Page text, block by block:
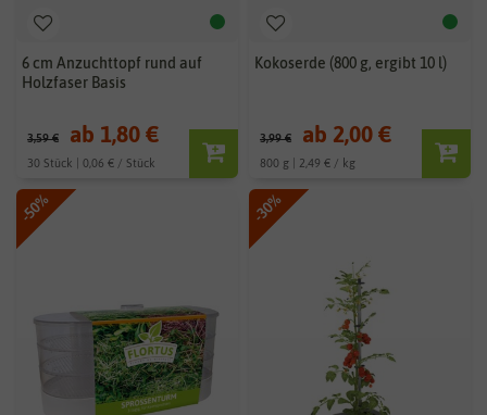
6 cm Anzuchttopf rund auf
Holzfaser Basis
3,59 € ab 1,80 €
30 Stück | 0,06 € / Stück
Kokoserde (800 g, ergibt 10 l)
3,99 € ab 2,00 €
800 g | 2,49 € / kg
-50% -30%